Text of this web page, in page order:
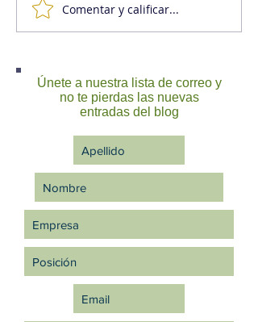
La enorme diferencia
entre hacer “hacer” y
Comentar y calificar...
Únete a nuestra lista de correo y
no te pierdas las nuevas
entradas del blog